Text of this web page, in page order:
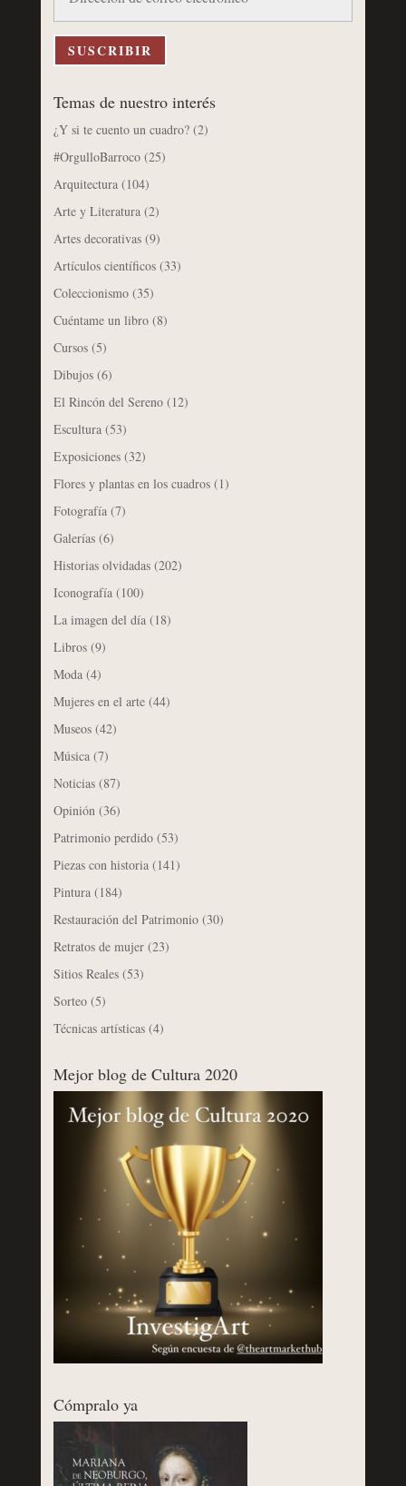
correo
electrónico
SUSCRIBIR
Temas de nuestro interés
¿Y si te cuento un cuadro?(2)
#OrgulloBarroco(25)
Arquitectura(104)
Arte y Literatura(2)
Artes decorativas(9)
Artículos científicos(33)
Coleccionismo(35)
Cuéntame un libro(8)
Cursos(5)
Dibujos(6)
El Rincón del Sereno(12)
Escultura(53)
Exposiciones(32)
Flores y plantas en los cuadros(1)
Fotografía(7)
Galerías(6)
Historias olvidadas(202)
Iconografía(100)
La imagen del día(18)
Libros(9)
Moda(4)
Mujeres en el arte(44)
Museos(42)
Música(7)
Noticias(87)
Opinión(36)
Patrimonio perdido(53)
Piezas con historia(141)
Pintura(184)
Restauración del Patrimonio(30)
Retratos de mujer(23)
Sitios Reales(53)
Sorteo(5)
Técnicas artísticas(4)
Mejor blog de Cultura 2020
Cómpralo ya